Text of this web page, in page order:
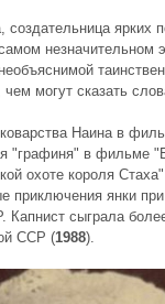
создательница
незначительном
могут сказать
Наина в
"графиня" в фильме
охоте короля
янки
сыграла
ССР (1988).